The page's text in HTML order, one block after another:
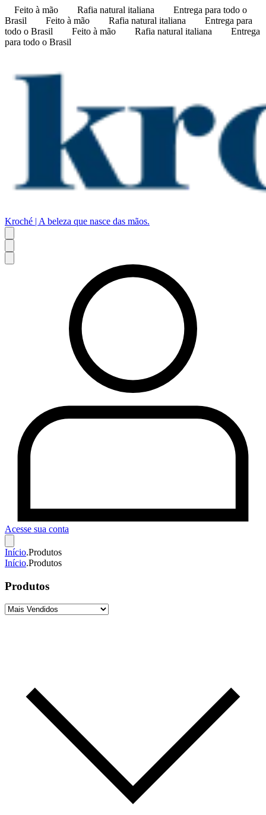
Feito à mão Rafia natural italiana
Entrega para todo o
Brasil
Feito à mão Rafia natural italiana
Entrega para
todo o Brasil
Feito à mão Rafia natural italiana
Entrega
para todo o Brasil
Kroché | A beleza que nasce das mãos.
Acesse sua conta
Início.Produtos
Início.Produtos
Produtos